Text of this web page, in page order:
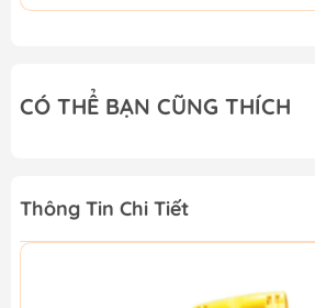
CÓ THỂ BẠN CŨNG THÍCH
Thông Tin Chi Tiết